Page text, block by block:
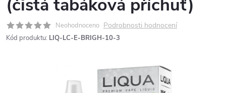
(čistá tabáková příchuť)
Neohodnoceno Podrobnosti hodnocení
Kód produktu: LIQ-LC-E-BRIGH-10-3